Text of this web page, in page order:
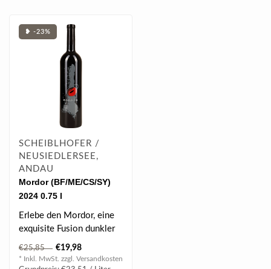
❥ -23%
SCHEIBLHOFER /
NEUSIEDLERSEE,
ANDAU
Mordor (BF/ME/CS/SY)
2024 0.75 l
Erlebe den Mordor, eine
exquisite Fusion dunkler
Beerenaromen mit
rauchigen und ..
€25,85 €19,98
* Inkl. MwSt. zzgl. Versandkosten